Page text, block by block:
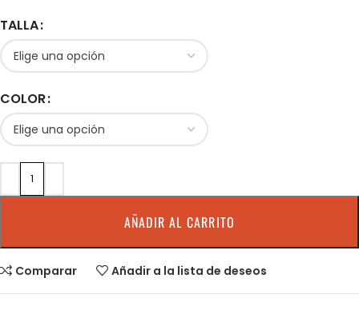
TALLA
COLOR
AÑADIR AL CARRITO
Comparar Añadir a la lista de deseos